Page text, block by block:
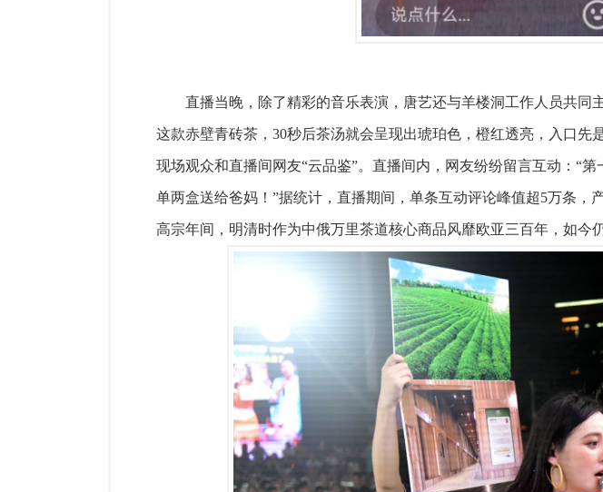
直播当晚，除了精彩的音乐表演，唐艺还与羊楼洞工作人员共同
这款赤壁青砖茶，30秒后茶汤就会呈现出琥珀色，橙红透亮，入口
现场观众和直播间网友“云品鉴”。直播间内，网友纷纷留言互动：“
单两盒送给爸妈！”据统计，直播期间，单条互动评论峰值超5万条
高宗年间，明清时作为中俄万里茶道核心商品风靡欧亚三百年，如今